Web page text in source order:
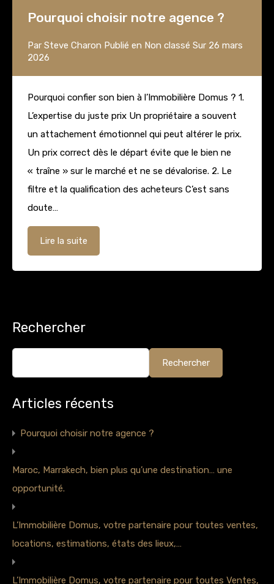
Pourquoi choisir notre agence ?
Par Steve Charon Publié en Non classé Sur 26 mars
2026
Pourquoi confier son bien à l’Immobilière Domus ? 1.
L’expertise du juste prix Un propriétaire a souvent
un attachement émotionnel qui peut altérer le prix.
Un prix correct dès le départ évite que le bien ne
« traîne » sur le marché et ne se dévalorise. 2. Le
filtre et la qualification des acheteurs C’est sans
doute…
Lire la suite
Rechercher
Rechercher
Articles récents
Pourquoi choisir notre agence ?
Maroc, Marrakech, bien plus qu’une destination… une
opportunité.
L’Immobilière Domus, votre partenaire pour toutes ventes,
locations, estimations, états des lieux,…
L’Immobilière Domus, votre partenaire pour toutes Ventes,